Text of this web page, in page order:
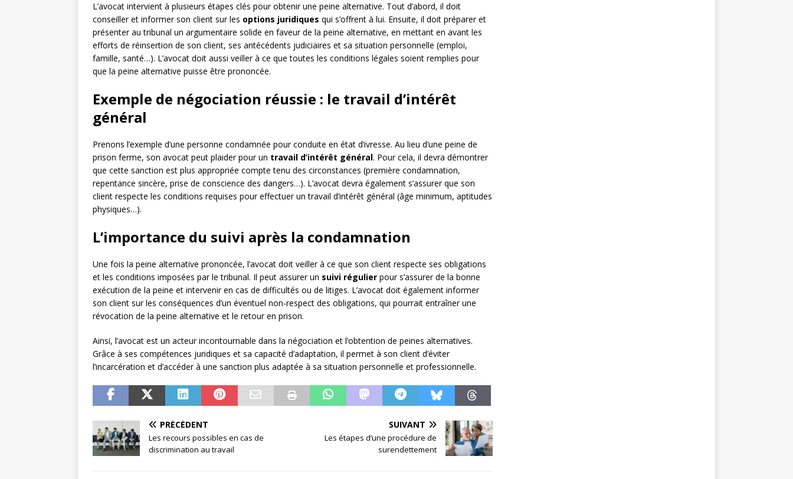
L’avocat intervient à plusieurs étapes clés pour obtenir une peine alternative. Tout d’abord, il doit
conseiller et informer son client sur les options juridiques qui s’offrent à lui. Ensuite, il doit préparer et
présenter au tribunal un argumentaire solide en faveur de la peine alternative, en mettant en avant les
efforts de réinsertion de son client, ses antécédents judiciaires et sa situation personnelle (emploi,
famille, santé…). L’avocat doit aussi veiller à ce que toutes les conditions légales soient remplies pour
que la peine alternative puisse être prononcée.
Exemple de négociation réussie : le travail d’intérêt
général
Prenons l’exemple d’une personne condamnée pour conduite en état d’ivresse. Au lieu d’une peine de
prison ferme, son avocat peut plaider pour un travail d’intérêt général. Pour cela, il devra démontrer
que cette sanction est plus appropriée compte tenu des circonstances (première condamnation,
repentance sincère, prise de conscience des dangers…). L’avocat devra également s’assurer que son
client respecte les conditions requises pour effectuer un travail d’intérêt général (âge minimum, aptitudes
physiques…).
L’importance du suivi après la condamnation
Une fois la peine alternative prononcée, l’avocat doit veiller à ce que son client respecte ses obligations
et les conditions imposées par le tribunal. Il peut assurer un suivi régulier pour s’assurer de la bonne
exécution de la peine et intervenir en cas de difficultés ou de litiges. L’avocat doit également informer
son client sur les conséquences d’un éventuel non-respect des obligations, qui pourrait entraîner une
révocation de la peine alternative et le retour en prison.
Ainsi, l’avocat est un acteur incontournable dans la négociation et l’obtention de peines alternatives.
Grâce à ses compétences juridiques et sa capacité d’adaptation, il permet à son client d’éviter
l’incarcération et d’accéder à une sanction plus adaptée à sa situation personnelle et professionnelle.
PRÉCÉDENT
Les recours possibles en cas de
discrimination au travail
SUIVANT
Les étapes d’une procédure de
surendettement